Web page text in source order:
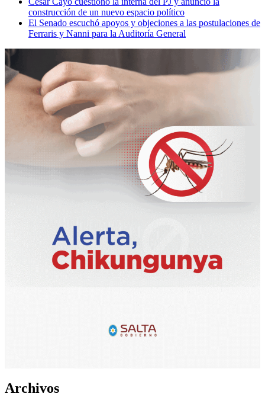
construcción de un nuevo espacio político
El Senado escuchó apoyos y objeciones a las postulaciones de
Ferraris y Nanni para la Auditoría General
Archivos